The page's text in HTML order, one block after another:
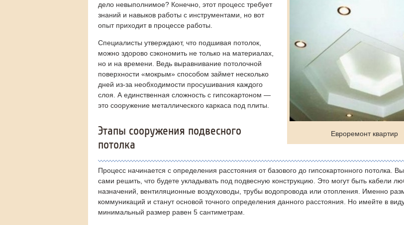
Евроремонт квартир
дело невыполнимое? Конечно, этот процесс требует
знаний и навыков работы с инструментами, но вот
опыт приходит в процессе работы.
Специалисты утверждают, что подшивая потолок,
можно здорово сэкономить не только на материалах,
но и на времени. Ведь выравнивание потолочной
поверхности «мокрым» способом займет несколько
дней из-за необходимости просушивания каждого
слоя. А единственная сложность с гипсокартоном —
это сооружение металлического каркаса под плиты.
Этапы сооружения подвесного
потолка
Процесс начинается с определения расстояния от базового до гипсокартонного потолка.
сами решить, что будете укладывать под подвесную конструкцию. Это могут быть кабели
назначений, вентиляционные воздуховоды, трубы водопровода или отопления. Именно
коммуникаций и станут основой точного определения данного расстояния. Но имейте в
минимальный размер равен 5 сантиметрам.